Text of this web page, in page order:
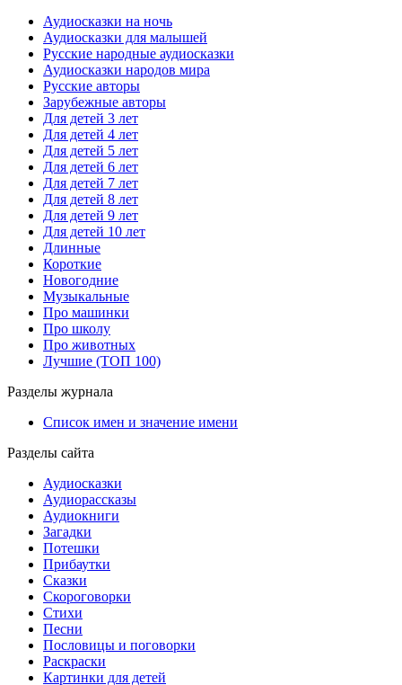
Аудиосказки на ночь
Аудиосказки для малышей
Русские народные аудиосказки
Аудиосказки народов мира
Русские авторы
Зарубежные авторы
Для детей 3 лет
Для детей 4 лет
Для детей 5 лет
Для детей 6 лет
Для детей 7 лет
Для детей 8 лет
Для детей 9 лет
Для детей 10 лет
Длинные
Короткие
Новогодние
Музыкальные
Про машинки
Про школу
Про животных
Лучшие (ТОП 100)
Разделы журнала
Список имен и значение имени
Разделы сайта
Аудиосказки
Аудиорассказы
Аудиокниги
Загадки
Потешки
Прибаутки
Сказки
Скороговорки
Стихи
Песни
Пословицы и поговорки
Раскраски
Картинки для детей